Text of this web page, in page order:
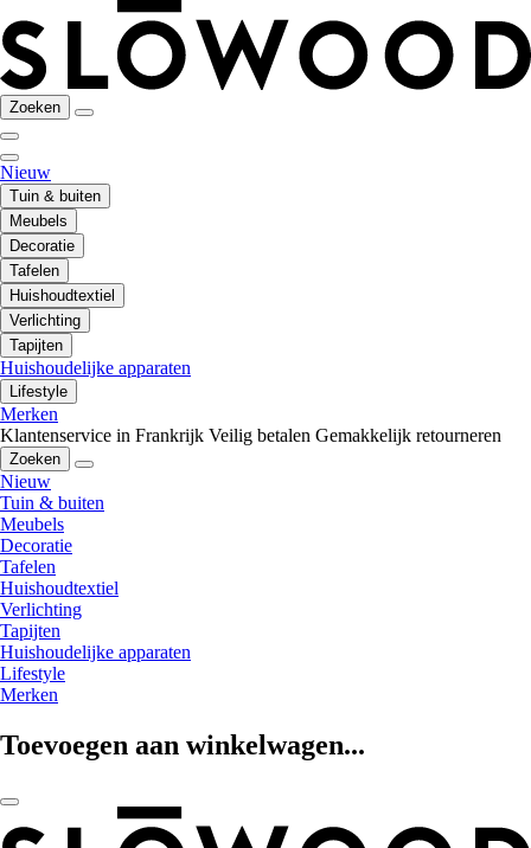
Zoeken
Nieuw
Tuin & buiten
Meubels
Decoratie
Tafelen
Huishoudtextiel
Verlichting
Tapijten
Huishoudelijke apparaten
Lifestyle
Merken
Klantenservice in Frankrijk Veilig betalen Gemakkelijk retourneren
Zoeken
Nieuw
Tuin & buiten
Meubels
Decoratie
Tafelen
Huishoudtextiel
Verlichting
Tapijten
Huishoudelijke apparaten
Lifestyle
Merken
Toevoegen aan winkelwagen...